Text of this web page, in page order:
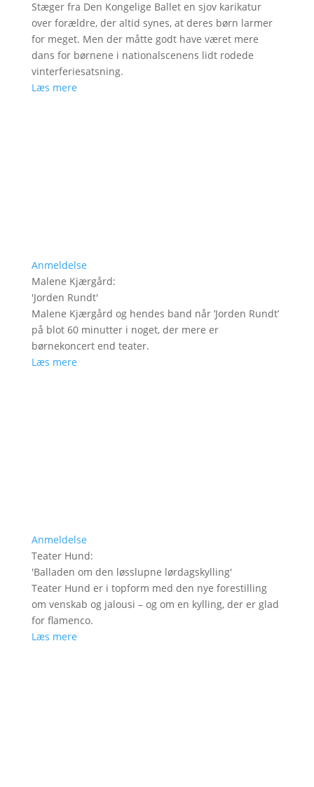
Stæger fra Den Kongelige Ballet en sjov karikatur
over forældre, der altid synes, at deres børn larmer
for meget. Men der måtte godt have været mere
dans for børnene i nationalscenens lidt rodede
vinterferiesatsning.
Læs mere
Anmeldelse
Malene Kjærgård:
'Jorden Rundt'
Malene Kjærgård og hendes band når ’Jorden Rundt’
på blot 60 minutter i noget, der mere er
børnekoncert end teater.
Læs mere
Anmeldelse
Teater Hund:
'Balladen om den løsslupne lørdagskylling'
Teater Hund er i topform med den nye forestilling
om venskab og jalousi – og om en kylling, der er glad
for flamenco.
Læs mere